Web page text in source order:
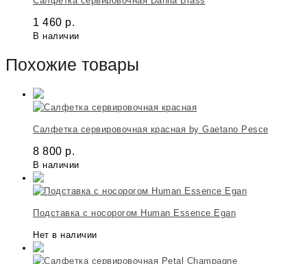
1 460 р.
В наличии
Похожие товары
Салфетка сервировочная красная by Gaetano Pesce
8 800 р.
В наличии
Подставка с носорогом Human Essence Egan
Нет в наличии